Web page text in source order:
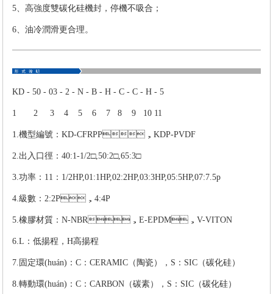
5、高強度雙碳化硅機封，停機不吸合；
6、油冷潤滑更合理。
KD - 50 - 03 - 2 - N - B - H - C - C - H - 5
1 2 3 4 5 6 7 8 9 10 11
1.機型編號：KD-CFRPP，KDP-PVDF
2.出入口徑：40:1-1/2□,50:2□,65:3□
3.功率：11：1/2HP,01:1HP,02:2HP,03:3HP,05:5HP,07:7.5p
4.級數：2:2P，4:4P
5.橡膠材質：N-NBR，E-EPDM，V-VITON
6.L：低揚程，H高揚程
7.固定環(huán)：C：CERAMIC（陶瓷），S：SIC（碳化硅）
8.轉動環(huán)：C：CARBON（碳素），S：SIC（碳化硅）